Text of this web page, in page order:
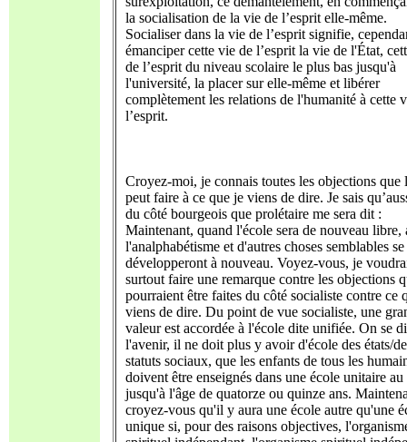
la socialisation de la vie de l’esprit elle-même.
Socialiser dans la vie de l’esprit signifie,
émanciper cette vie de l’esprit la vie de l'État,
de l’esprit du niveau scolaire le plus bas jusqu'à
l'université, la placer sur elle-même et libérer
complètement les relations de l'humanité à cette
l’esprit.
Croyez-moi, je connais toutes les objections que
peut faire à ce que je viens de dire. Je sais
du côté bourgeois que prolétaire me sera dit :
Maintenant, quand l'école sera de nouveau libre,
l'analphabétisme et d'autres choses semblables se
développeront à nouveau. Voyez-vous, je
surtout faire une remarque contre les objections
pourraient être faites du côté socialiste contre ce
viens de dire. Du point de vue socialiste, une
valeur est accordée à l'école dite unifiée. On se
l'avenir, il ne doit plus y avoir d'école des états/
statuts sociaux, que les enfants de tous les
doivent être enseignés dans une école unitaire
jusqu'à l'âge de quatorze ou quinze ans.
croyez-vous qu'il y aura une école autre qu'une
unique si, pour des raisons objectives,